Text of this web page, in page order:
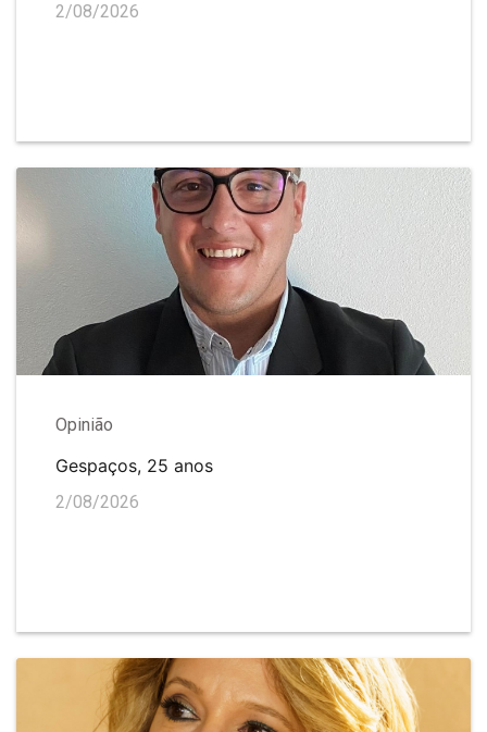
2/08/2026
Opinião
Gespaços, 25 anos
2/08/2026